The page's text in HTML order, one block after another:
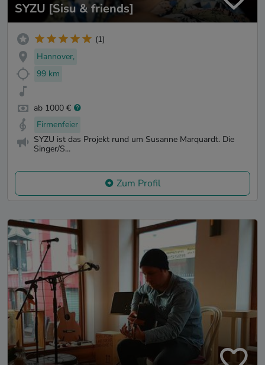
SYZU [Sisu & friends]
(1)
Hannover,
99 km
ab 1000 €
Firmenfeier
SYZU ist das Projekt rund um Susanne Marquardt. Die
Singer/S...
Zum Profil